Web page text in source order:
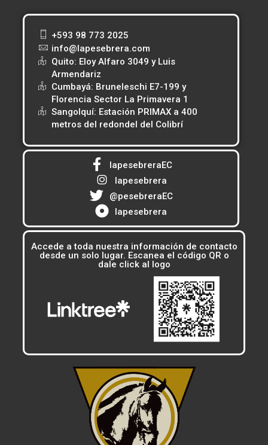
+593 98 773 2025
info@lapesebrera.com
Quito: Eloy Alfaro 3049 y Luis
Armendariz
Cumbayá: Bruneleschi E7-199 y
Florencia Sector La Primavera 1
Sangolquí: Estación PRIMAX a 400
metros del redondel del Colibrí
lapesebreraEC
lapesebrera
@pesebreraEC
lapesebrera
Accede a toda nuestra información de contacto
desde un solo lugar. Escanea el código QR o
dale click al logo